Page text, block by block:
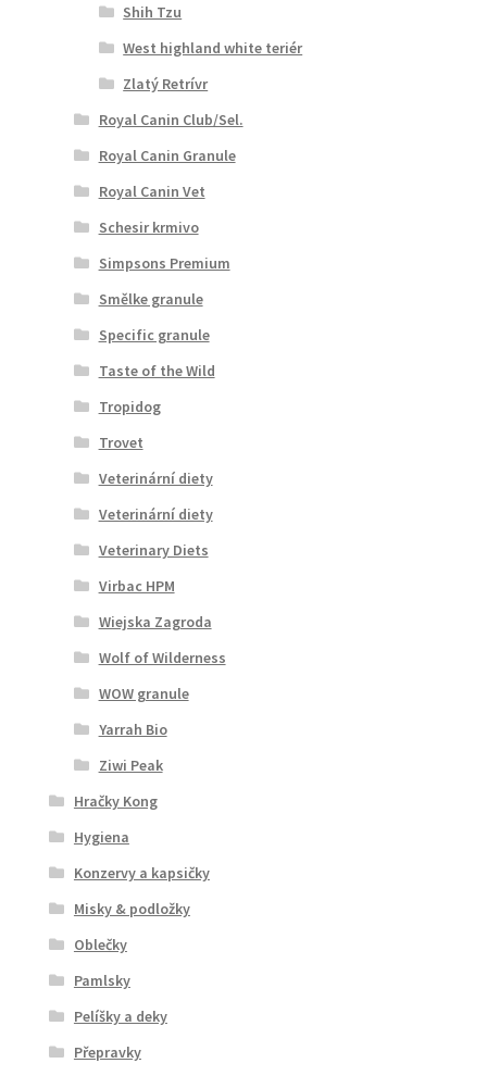
Shih Tzu
West highland white teriér
Zlatý Retrívr
Royal Canin Club/Sel.
Royal Canin Granule
Royal Canin Vet
Schesir krmivo
Simpsons Premium
Smělke granule
Specific granule
Taste of the Wild
Tropidog
Trovet
Veterinární diety
Veterinární diety
Veterinary Diets
Virbac HPM
Wiejska Zagroda
Wolf of Wilderness
WOW granule
Yarrah Bio
Ziwi Peak
Hračky Kong
Hygiena
Konzervy a kapsičky
Misky & podložky
Oblečky
Pamlsky
Pelíšky a deky
Přepravky